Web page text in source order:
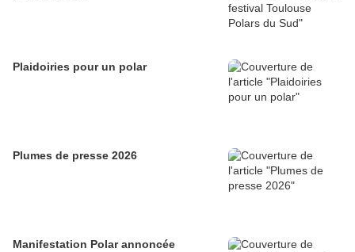
Plaidoiries pour un polar
Plumes de presse 2026
Manifestation Polar annoncée